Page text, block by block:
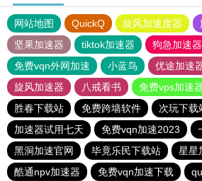
网站地图 QuickQ 旋风加速度器
坚果加速器
tiktok加速器
狗急加速
免费vqn外网加速
小蓝鸟 优途加速
旋风加速器
八戒看书
免费vps加速
胜春下载站
免费跨墙软件 次玩下载
加速器试用七天
免费vqn加速2023
黑洞加速官网
毕竟乐民下载站
星星
酷通npv加速器
免费vqn加速下载